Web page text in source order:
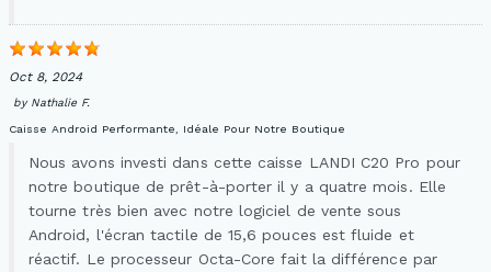
Oct 8, 2024
by Nathalie F.
Caisse Android Performante, Idéale Pour Notre Boutique
Nous avons investi dans cette caisse LANDI C20 Pro pour
notre boutique de prêt-à-porter il y a quatre mois. Elle
tourne très bien avec notre logiciel de vente sous
Android, l'écran tactile de 15,6 pouces est fluide et
réactif. Le processeur Octa-Core fait la différence par